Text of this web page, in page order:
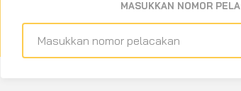
MASUKKAN NOMOR